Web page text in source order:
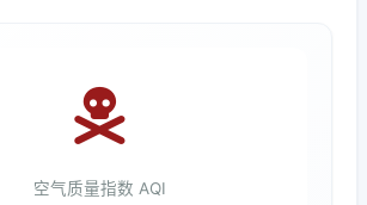
空气质量指数 AQI